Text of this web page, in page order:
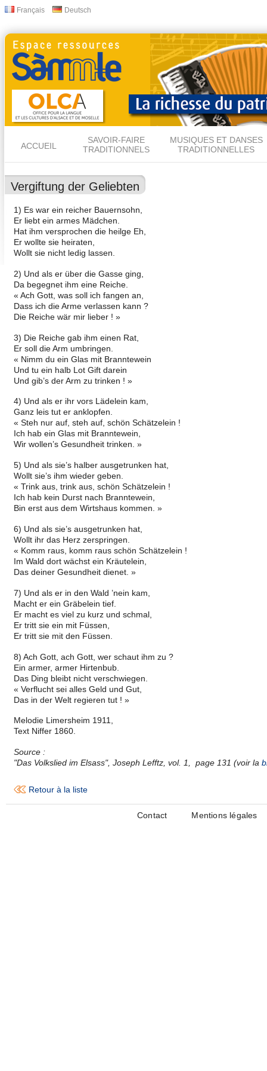
Français Deutsch
ACCUEIL
SAVOIR-FAIRE
TRADITIONNELS
MUSIQUES ET DANSES
TRADITIONNELLES
Vergiftung der Geliebten
1) Es war ein reicher Bauernsohn,
Er liebt ein armes Mädchen.
Hat ihm versprochen die heilge Eh,
Er wollte sie heiraten,
Wollt sie nicht ledig lassen.
2) Und als er über die Gasse ging,
Da begegnet ihm eine Reiche.
« Ach Gott, was soll ich fangen an,
Dass ich die Arme verlassen kann ?
Die Reiche wär mir lieber ! »
3) Die Reiche gab ihm einen Rat,
Er soll die Arm umbringen.
« Nimm du ein Glas mit Branntewein
Und tu ein halb Lot Gift darein
Und gib’s der Arm zu trinken ! »
4) Und als er ihr vors Lädelein kam,
Ganz leis tut er anklopfen.
« Steh nur auf, steh auf, schön Schätzelein !
Ich hab ein Glas mit Branntewein,
Wir wollen’s Gesundheit trinken. »
5) Und als sie’s halber ausgetrunken hat,
Wollt sie’s ihm wieder geben.
« Trink aus, trink aus, schön Schätzelein !
Ich hab kein Durst nach Branntewein,
Bin erst aus dem Wirtshaus kommen. »
6) Und als sie’s ausgetrunken hat,
Wollt ihr das Herz zerspringen.
« Komm raus, komm raus schön Schätzelein !
Im Wald dort wächst ein Kräutelein,
Das deiner Gesundheit dienet. »
7) Und als er in den Wald ’nein kam,
Macht er ein Gräbelein tief.
Er macht es viel zu kurz und schmal,
Er tritt sie ein mit Füssen,
Er tritt sie mit den Füssen.
8) Ach Gott, ach Gott, wer schaut ihm zu ?
Ein armer, armer Hirtenbub.
Das Ding bleibt nicht verschwiegen.
« Verflucht sei alles Geld und Gut,
Das in der Welt regieren tut ! »
Melodie Limersheim 1911,
Text Niffer 1860.
Source :
"Das Volkslied im Elsass", Joseph Lefftz, vol. 1, page 131 (voir la
Retour à la liste
Contact Mentions légales